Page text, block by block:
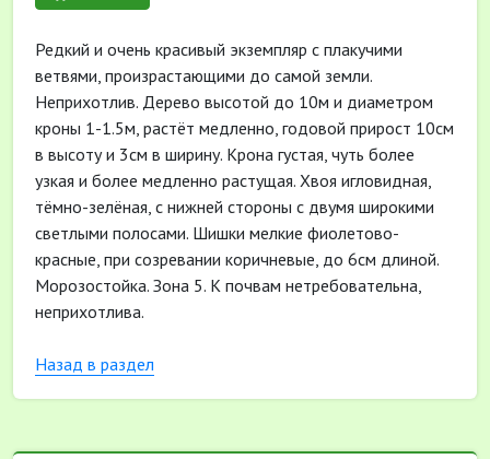
Редкий и очень красивый экземпляр с плакучими
ветвями, произрастающими до самой земли.
Неприхотлив. Дерево высотой до 10м и диаметром
кроны 1-1.5м, растёт медленно, годовой прирост 10см
в высоту и 3см в ширину. Крона густая, чуть более
узкая и более медленно растущая. Хвоя игловидная,
тёмно-зелёная, с нижней стороны с двумя широкими
светлыми полосами. Шишки мелкие фиолетово-
красные, при созревании коричневые, до 6см длиной.
Морозостойка. Зона 5. К почвам нетребовательна,
неприхотлива.
Назад в раздел